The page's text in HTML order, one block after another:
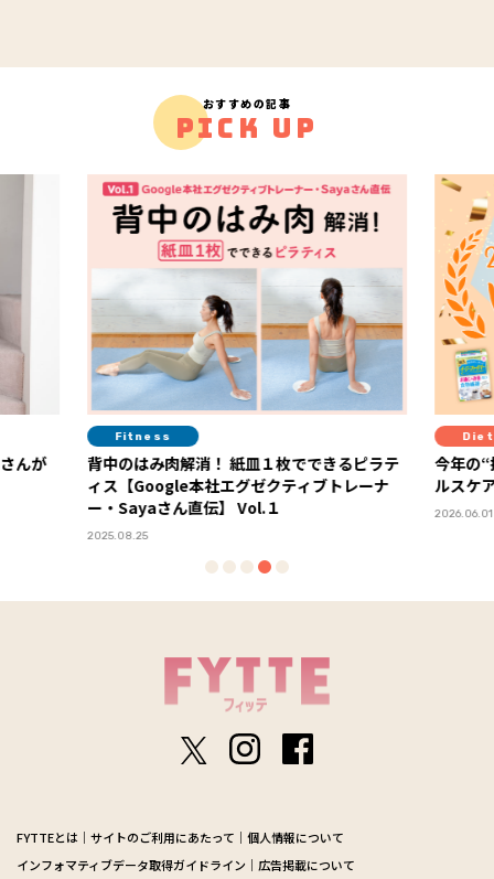
おすすめの記事
PICK UP
んが
Fitness
背中のはみ肉解消！ 紙皿１枚でできるピラテ
ィス【Google本社エグゼクティブトレーナ
ー・Sayaさん直伝】 Vol.１
2025.08.25
Diet
今年の
ルスケ
2026.06.01
FYTTEとは サイトのご利用にあたって
個人情報について
インフォマティブデータ取得ガイドライン
広告掲載について